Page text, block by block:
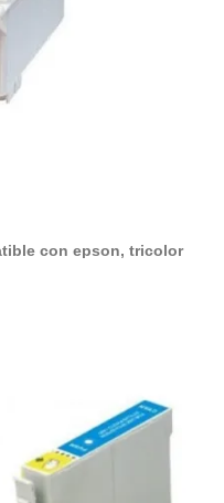
con epson, tricolor